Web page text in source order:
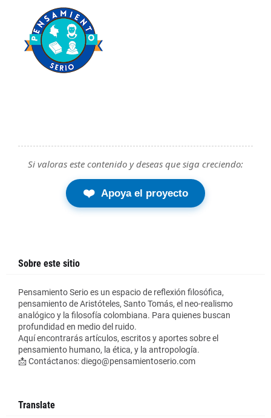
Si valoras este contenido y deseas que siga creciendo:
❤️ Apoya el proyecto
Sobre este sitio
Pensamiento Serio es un espacio de reflexión filosófica,
pensamiento de Aristóteles, Santo Tomás, el neo-realismo
analógico y la filosofía colombiana. Para quienes buscan
profundidad en medio del ruido.
Aquí encontrarás artículos, escritos y aportes sobre el
pensamiento humano, la ética, y la antropología.
📩 Contáctanos: diego@pensamientoserio.com
Translate